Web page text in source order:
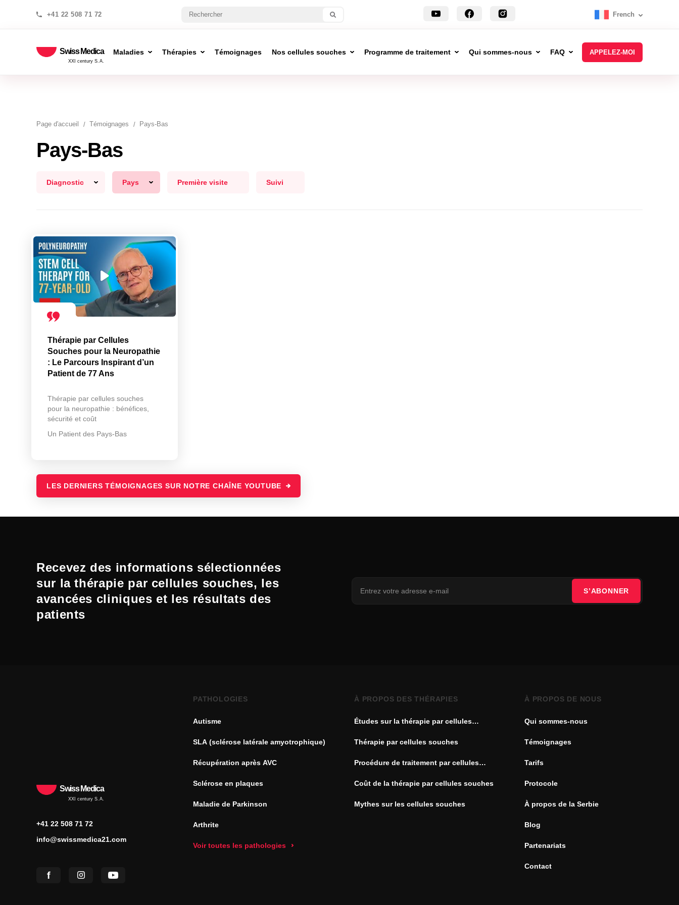
+41 22 508 71 72 French
Swiss Medica
XXI century S.A.
Maladies Thérapies Témoignages Nos cellules souches Programme de traitement Qui sommes-nous FAQ APPELEZ-MOI
Page d′accueil Témoignages Pays-Bas
Pays-Bas
Diagnostic Pays Première visite Suivi
Thérapie par Cellules
Souches pour la Neuropathie
: Le Parcours Inspirant d’un
Patient de 77 Ans
Thérapie par cellules souches
pour la neuropathie : bénéfices,
sécurité et coût
Un Patient des Pays-Bas
LES DERNIERS TÉMOIGNAGES SUR NOTRE CHAÎNE YOUTUBE
Recevez des informations sélectionnées
sur la thérapie par cellules souches, les
avancées cliniques et les résultats des
patients
S’ABONNER
Swiss Medica
XXI century S.A.
+41 22 508 71 72
info@swissmedica21.com
PATHOLOGIES
Autisme
SLA (sclérose latérale amyotrophique)
Récupération après AVC
Sclérose en plaques
Maladie de Parkinson
Arthrite
Voir toutes les pathologies
À PROPOS DES THÉRAPIES
Études sur la thérapie par cellules
Thérapie par cellules souches
Procédure de traitement par cellules
Coût de la thérapie par cellules souches
Mythes sur les cellules souches
À PROPOS DE NOUS
Qui sommes-nous
Témoignages
Tarifs
Protocole
À propos de la Serbie
Blog
Partenariats
Contact